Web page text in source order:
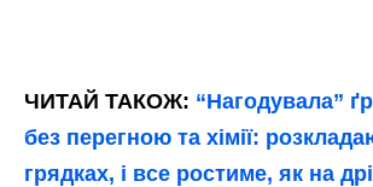
ЧИТАЙ ТАКОЖ: “Нагодувала”
без перегною та хімії:
грядках, і все ростиме, як на